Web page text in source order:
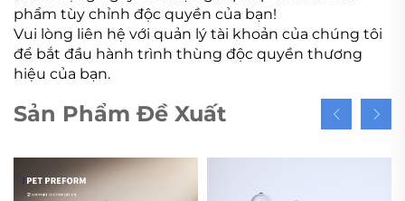
phẩm tùy chỉnh độc quyền của bạn!
Vui lòng liên hệ với quản lý tài khoản của chúng tôi
để bắt đầu hành trình thùng độc quyền thương
hiệu của bạn.
Sản Phẩm Đề Xuất